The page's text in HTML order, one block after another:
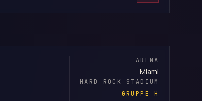
ARENA
Miami
HARD ROCK STADIUM
GRUPPE H